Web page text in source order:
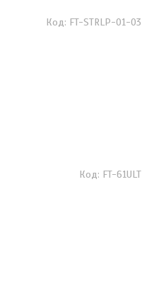
FT-STRLP-01-03
FT-61ULT